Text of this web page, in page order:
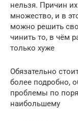
нельзя. Причин
множество, и в
можно решить
чинить то, в чём
только хуже
Обязательно
более подробно,
проблемы по
наибольшему